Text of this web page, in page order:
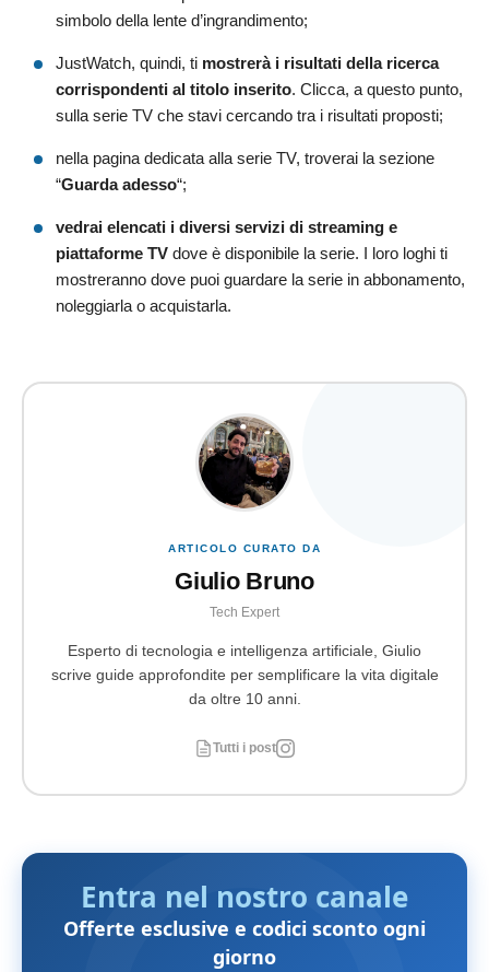
simbolo della lente d’ingrandimento;
JustWatch, quindi, ti mostrerà i risultati della ricerca
corrispondenti al titolo inserito. Clicca, a questo punto,
sulla serie TV che stavi cercando tra i risultati proposti;
nella pagina dedicata alla serie TV, troverai la sezione
“Guarda adesso“;
vedrai elencati i diversi servizi di streaming e
piattaforme TV dove è disponibile la serie. I loro loghi ti
mostreranno dove puoi guardare la serie in abbonamento,
noleggiarla o acquistarla.
ARTICOLO CURATO DA
Giulio Bruno
Tech Expert
Esperto di tecnologia e intelligenza artificiale, Giulio
scrive guide approfondite per semplificare la vita digitale
da oltre 10 anni.
Tutti i post
Entra nel nostro canale
Offerte esclusive e codici sconto ogni
giorno